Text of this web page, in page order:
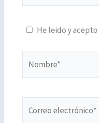
He leido y acepto
electrónico*